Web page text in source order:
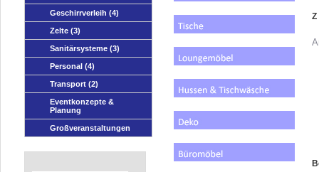
Geschirrverleih (4)
Zelte (3)
Sanitärsysteme (3)
Personal (4)
Transport (2)
Eventkonzepte &
Planung
Großveranstaltungen
Z